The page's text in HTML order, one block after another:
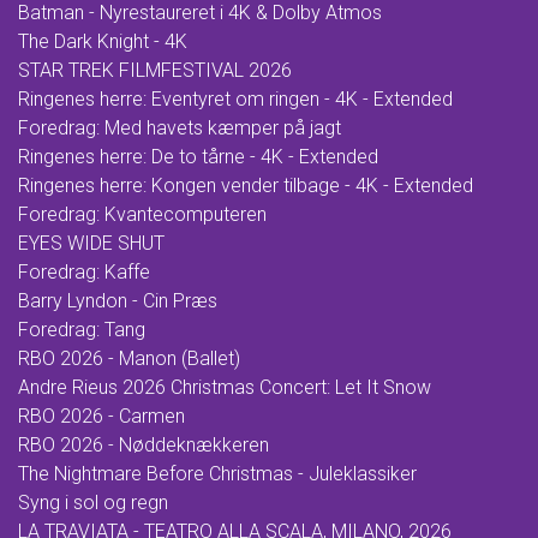
Batman - Nyrestaureret i 4K & Dolby Atmos
The Dark Knight - 4K
STAR TREK FILMFESTIVAL 2026
Ringenes herre: Eventyret om ringen - 4K - Extended
Foredrag: Med havets kæmper på jagt
Ringenes herre: De to tårne - 4K - Extended
Ringenes herre: Kongen vender tilbage - 4K - Extended
Foredrag: Kvantecomputeren
EYES WIDE SHUT
Foredrag: Kaffe
Barry Lyndon - Cin Præs
Foredrag: Tang
RBO 2026 - Manon (Ballet)
Andre Rieus 2026 Christmas Concert: Let It Snow
RBO 2026 - Carmen
RBO 2026 - Nøddeknækkeren
The Nightmare Before Christmas - Juleklassiker
Syng i sol og regn
LA TRAVIATA - TEATRO ALLA SCALA, MILANO, 2026